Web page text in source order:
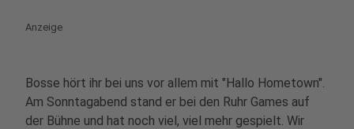
Anzeige
Bosse hört ihr bei uns vor allem mit "Hallo Hometown".
Am Sonntagabend stand er bei den Ruhr Games auf
der Bühne und hat noch viel, viel mehr gespielt. Wir